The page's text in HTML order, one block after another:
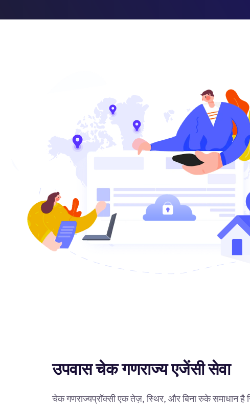
उपवास चेक गणराज्य एजेंसी सेवा
चेक गणराज्यप्रॉक्सी एक तेज़, स्थिर, और बिना रुके समाधान है